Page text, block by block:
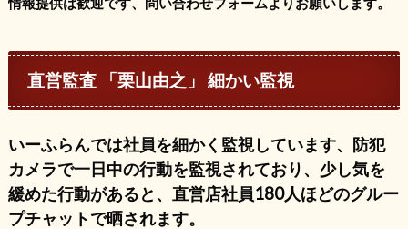
直営監査 「栗山由之」 細かい監視
いーふらんでは社員を細かく監視しています、防犯
カメラで一日中の行動を監視されており、少し気を
緩めた行動があると、直営店社員180人ほどのグルー
プチャットで晒されます。